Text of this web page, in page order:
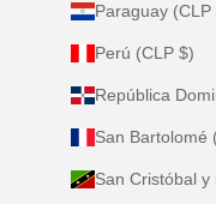
Paraguay (CLP
Perú (CLP $)
República
San Bartolomé
San Cristóbal y